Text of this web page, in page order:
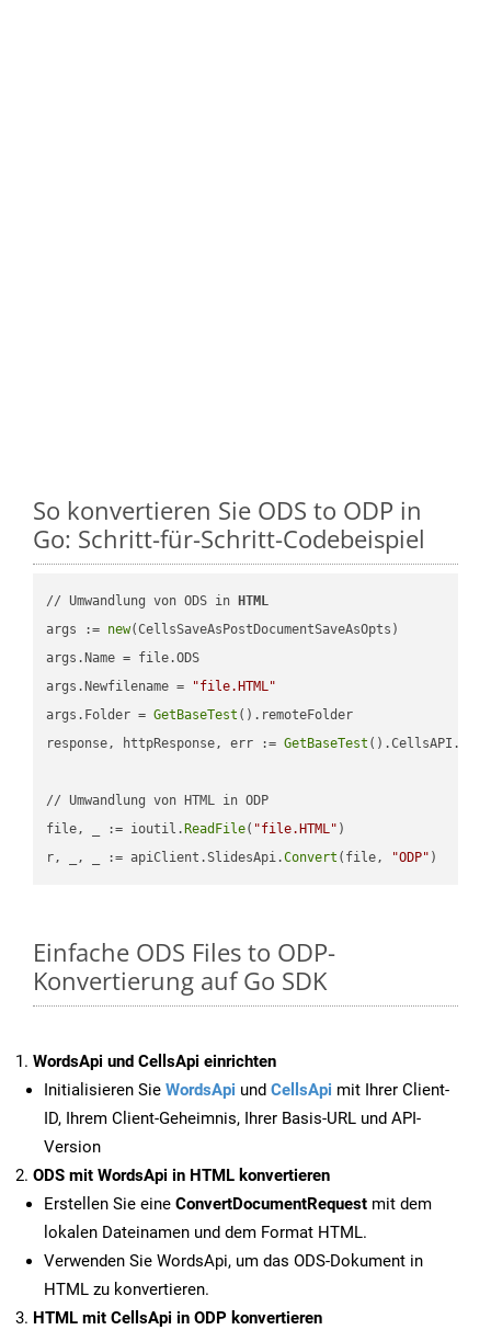
So konvertieren Sie ODS to ODP in
Go: Schritt-für-Schritt-Codebeispiel
// Umwandlung von ODS in
HTML
args := new(CellsSaveAsPostDocumentSaveAsOpts)
args.Name = file.ODS
args.Newfilename =
"file.HTML"
args.Folder = GetBaseTest ().remoteFolder
response, httpResponse, err := GetBaseTest ().CellsAPI.
// Umwandlung von HTML in ODP
file, _ := ioutil. ReadFile( "file.HTML" )
r, _, _ := apiClient.SlidesApi.Convert (file, "ODP"
Einfache ODS Files to ODP-
Konvertierung auf Go SDK
WordsApi und CellsApi einrichten
Initialisieren Sie WordsApi und CellsApi mit Ihrer Client-
ID, Ihrem Client-Geheimnis, Ihrer Basis-URL und API-
Version
ODS mit WordsApi in HTML konvertieren
Erstellen Sie eine ConvertDocumentRequest mit dem
lokalen Dateinamen und dem Format HTML.
Verwenden Sie WordsApi, um das ODS-Dokument in
HTML zu konvertieren.
HTML mit CellsApi in ODP konvertieren